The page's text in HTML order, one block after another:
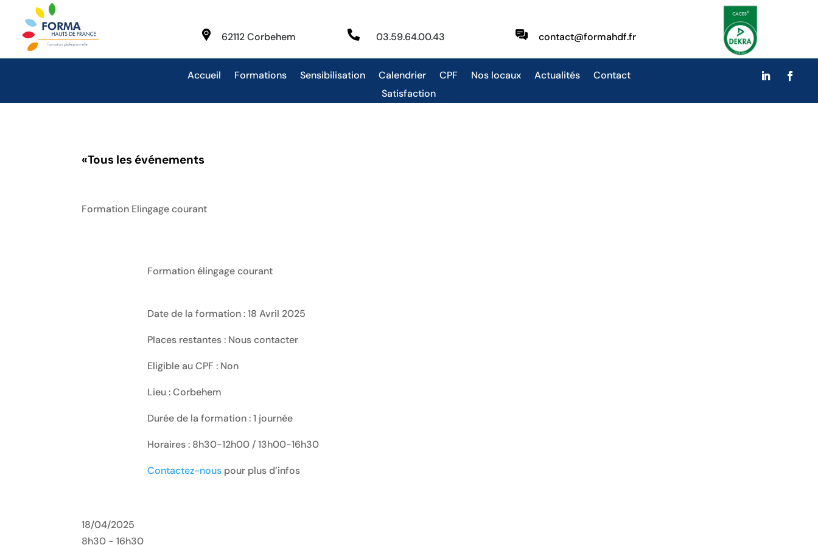
62112 Corbehem  03.59.64.00.43 contact@formahdf.fr
Accueil Formations Sensibilisation Calendrier CPF Nos locaux Actualités
Contact
Satisfaction
«Tous les événements
Formation Elingage courant
Formation élingage courant
Date de la formation : 18 Avril 2025
Places restantes : Nous contacter
Eligible au CPF : Non
Lieu : Corbehem
Durée de la formation : 1 journée
Horaires : 8h30-12h00 / 13h00-16h30
Contactez-nouspour plus d’infos
18/04/2025
8h30 - 16h30